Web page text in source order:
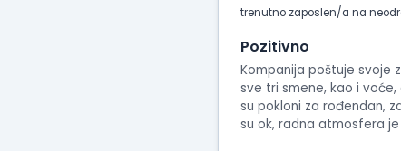
trenutno zaposlen/a na
Pozitivno
Kompanija poštuje svoje
sve tri smene, kao i
su pokloni za rođendan,
su ok, radna atmosfera